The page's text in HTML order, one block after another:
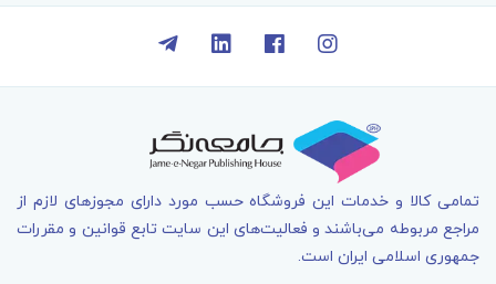
تمامی کالا و خدمات اين فروشگاه حسب مورد دارای مجوزهای لازم از
مراجع مربوطه می‌باشند و فعاليت‌های اين سايت تابع قوانين و مقررات
جمهوری اسلامی ايران است.